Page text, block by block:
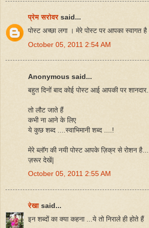
प्रेम सरोवर said...
पोस्ट अच्छा लगा । मेरे पोस्ट पर आपका स्वागत है
October 05, 2011 2:54 AM
Anonymous said...
बहुत दिनों बाद कोई पोस्ट आई आपकी पर
तो लौट जाते हैं
कभी ना आने के लिए
ये कुछ शब्द ....स्वाभिमानी शब्द ....!
मेरे ब्लॉग की नयी पोस्ट आपके ज़िक्र से रोशन
ज़रूर देखें|
October 05, 2011 2:55 AM
रेखा said...
इन शब्दों का क्या कहना ...ये तो निराले ही होते हैं